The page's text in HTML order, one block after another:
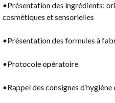
•Présentation des ingrédients:
cosmétiques et sensorielles
•Présentation des formules à
•Protocole opératoire
•Rappel des consignes